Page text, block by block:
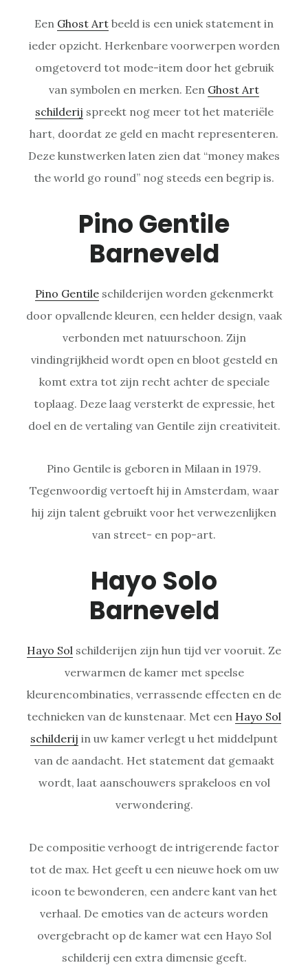
Een Ghost Art beeld is een uniek statement in
ieder opzicht. Herkenbare voorwerpen worden
omgetoverd tot mode-item door het gebruik
van symbolen en merken. Een Ghost Art
schilderij spreekt nog meer tot het materiële
hart, doordat ze geld en macht representeren.
Deze kunstwerken laten zien dat “money makes
the world go round” nog steeds een begrip is.
Pino Gentile
Barneveld
Pino Gentileschilderijen worden gekenmerkt
door opvallende kleuren, een helder design, vaak
verbonden met natuurschoon. Zijn
vindingrijkheid wordt open en bloot gesteld en
komt extra tot zijn recht achter de speciale
toplaag. Deze laag versterkt de expressie, het
doel en de vertaling van Gentile zijn creativiteit.
Pino Gentile is geboren in Milaan in 1979.
Tegenwoordig vertoeft hij in Amsterdam, waar
hij zijn talent gebruikt voor het verwezenlijken
van street- en pop-art.
Hayo Solo
Barneveld
Hayo Sol schilderijen zijn hun tijd ver vooruit. Ze
verwarmen de kamer met speelse
kleurencombinaties, verrassende effecten en de
technieken van de kunstenaar. Met een Hayo Sol
schilderij in uw kamer verlegt u het middelpunt
van de aandacht. Het statement dat gemaakt
wordt, laat aanschouwers sprakeloos en vol
verwondering.
De compositie verhoogt de intrigerende factor
tot de max. Het geeft u een nieuwe hoek om uw
icoon te bewonderen, een andere kant van het
verhaal. De emoties van de acteurs worden
overgebracht op de kamer wat een Hayo Sol
schilderij een extra dimensie geeft.